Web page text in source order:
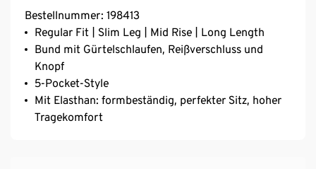
Bestellnummer: 198413
Regular Fit | Slim Leg | Mid Rise | Long Length
Bund mit Gürtelschlaufen, Reißverschluss und
Knopf
5-Pocket-Style
Mit Elasthan: formbeständig, perfekter Sitz, hoher
Tragekomfort